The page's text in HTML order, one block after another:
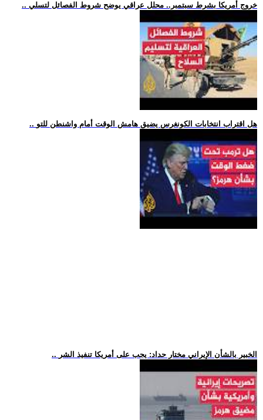
.. خروج أمريكا بشرط سبتمبر.. محلل عراقي يوضح شروط الفصائل لتسلي
.. هل اقتراب انتخابات الكونغرس يضيق هامش الوقت أمام واشنطن للتو
.. الخبير بالشأن الإيراني مختار حداد: يجب على أمريكا تنفيذ الشر